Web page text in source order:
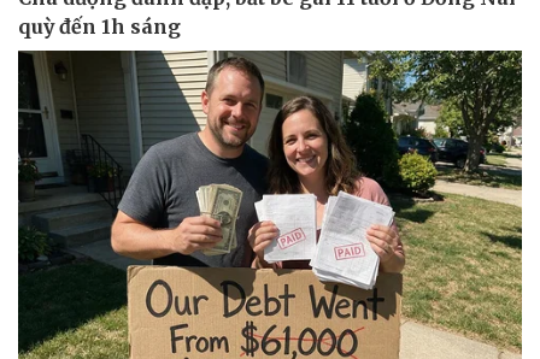
Pháp luật
Vụ án
Tin nóng
Tư vấn luật
Quân sự - Quốc phòng
Vũ khí
Việt Nam
Phân tích